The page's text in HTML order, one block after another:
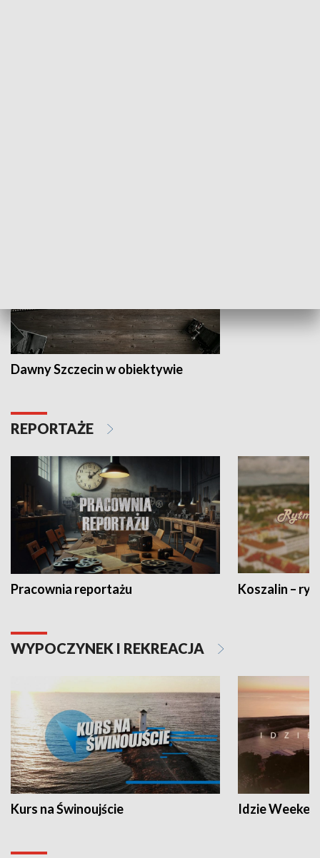
Dawny Szczecin w obiektywie
REPORTAŻE
Pracownia reportażu Koszalin –
WYPOCZYNEK I REKREACJA
Kurs na Świnoujście Idzie